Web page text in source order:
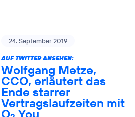
24. September 2019
AUF TWITTER ANSEHEN:
Wolfgang Metze,
CCO, erläutert das
Ende starrer
Vertragslaufzeiten mit
O You